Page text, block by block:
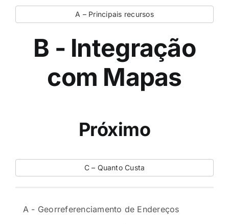
A – Principais recursos
B - Integração
com Mapas
Próximo
C – Quanto Custa
A - Georreferenciamento de Endereços